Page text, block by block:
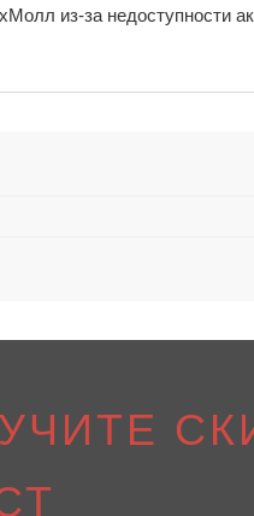
из-за недоступности